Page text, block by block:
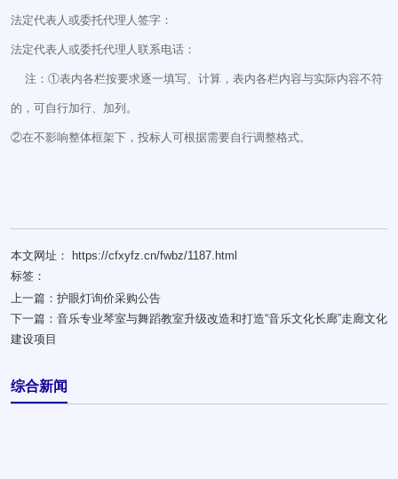
法定代表人或委托代理人签字：
法定代表人或委托代理人联系电话：
注：①表内各栏按要求逐一填写、计算，表内各栏内容与实际内容不符
的，可自行加行、加列。
②在不影响整体框架下，投标人可根据需要自行调整格式。
本文网址： https://cfxyfz.cn/fwbz/1187.html
标签：
上一篇： 护眼灯询价采购公告
下一篇： 音乐专业琴室与舞蹈教室升级改造和打造“音乐文化长廊”走廊文化
建设项目
综合新闻